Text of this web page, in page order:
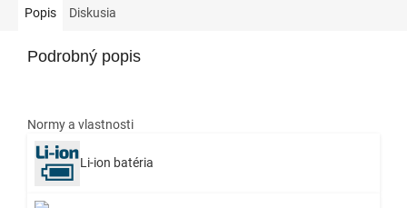
Popis Diskusia
Podrobný popis
Normy a vlastnosti
Li-ion batéria